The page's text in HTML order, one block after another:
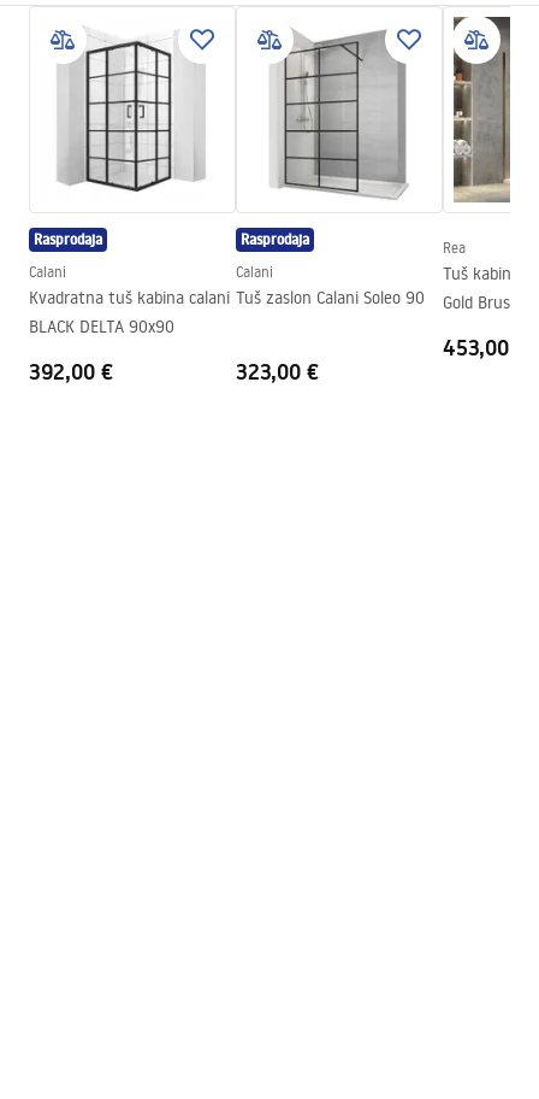
Vrsta slavine
Jednoručna
Način montaže
Ugradbena
Podešavanje visine
Izljev za kadu
Ne
Podešavanje tlaka
Da
Tehnologija premazivanja
PVD
Jamstvo
Sigurnosne informacije
Safety_Information_Shower_set.pdf
Jamstveni uvjeti
Warranty_Terms_and_Conditions_Faucets_-_5.pdf
Upute za montažu
shower_set.pdf
Rasprodaja
Calani
Kvadratna tuš kabina calani
BLACK DELTA 90x90
392,00 €
Rasprodaja
Calani
Tuš zaslon Calani Soleo 90
323,00 €
Rea
Tuš kabina
Gold Brush
453,00 €